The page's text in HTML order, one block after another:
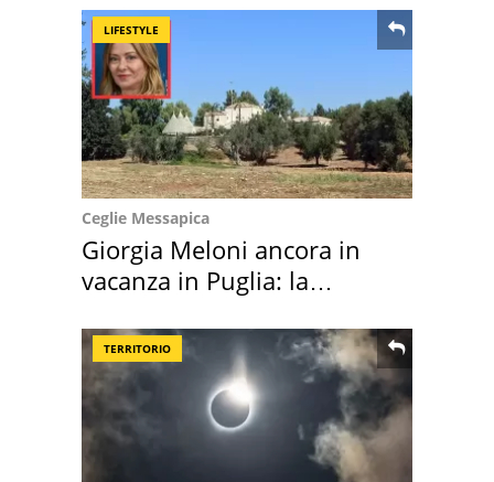
LIFESTYLE
Ceglie Messapica
Giorgia Meloni ancora in
vacanza in Puglia: la
TERRITORIO